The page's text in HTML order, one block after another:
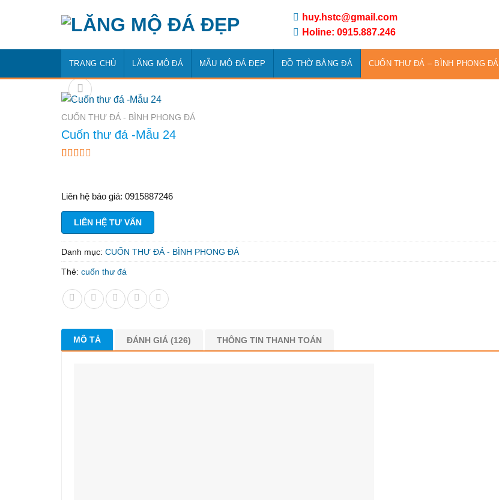
dung
huy.hstc@gmail.com
Holine: 0915.887.246
TRANG CHỦ LĂNG MỘ ĐÁ MẪU MỘ ĐÁ ĐẸP ĐỒ THỜ BẰNG ĐÁ CUỐN THƯ ĐÁ – BÌNH PHONG ĐÁ
CUỐN THƯ ĐÁ - BÌNH PHONG ĐÁ
Cuốn thư đá -Mẫu 24
dựa
đánh
Liên hệ báo giá: 0915887246
LIÊN HỆ TƯ VẤN
Danh mục: CUỐN THƯ ĐÁ - BÌNH PHONG ĐÁ
Thẻ: cuốn thư đá
MÔ TẢ ĐÁNH GIÁ (126) THÔNG TIN THANH TOÁN